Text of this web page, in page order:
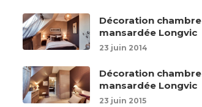
Décoration chambre
mansardée Longvic
23 juin 2014
Décoration chambre
mansardée Longvic
23 juin 2015